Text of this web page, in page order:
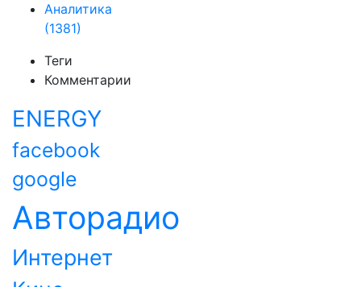
Аналитика
(1381)
Теги
Комментарии
ENERGY
facebook
google
Авторадио
Интернет